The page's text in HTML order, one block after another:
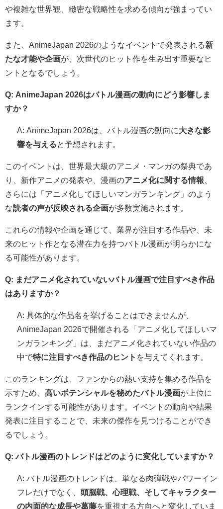
や複雑な世界観、緻密な戦略性を求める傾向が強まってい
ます。
また、AnimeJapan 2026のようなイベントで発表される新
たな才能や企画が、次世代のヒット作を生み出す重要なヒ
ントとなるでしょう。
Q: AnimeJapan 2026はバトル漫画の動向にどう影響しま
すか？
A: AnimeJapan 2026は、バトル漫画の動向に大きな影
響を与える と予想されます。
このイベントは、世界最大級のアニメ・マンガの祭典であ
り、新作アニメの発表や、漫画のアニメ化に関する情報
さらには「アニメ化してほしいマンガランキング」のよう
な読者の声が反映される企画が多数実施されます。
これらの情報や企画を通じて、業界が注目する作品や、未
来のヒット作となる潜在力を持つバトル漫画が明らかにな
る可能性があります。
Q: まだアニメ化されていないバトル漫画で注目すべき作品
はありますか？
A: 具体的な作品名を挙げることはできませんが、
AnimeJapan 2026で開催される「アニメ化してほしいマ
ンガランキング」は、まだアニメ化されていない作品の
中で特に注目すべき作品のヒント を与えてくれます。
このランキングは、ファンからの熱い支持を集める作品を
示すため、 高いポテンシャルを秘めたバトル漫画が上位に
ランクインする可能性があります。イベントの動向や結果
発表に注目することで、未来の傑作を見つけることができ
るでしょう。
Q: バトル漫画のトレンドはどのように変化していますか？
A: バトル漫画のトレンドは、単なる肉弾戦やパワーイン
フレだけでなく、 頭脳戦、心理戦、そしてキャラクター
の内面的な成長や葛藤を重視する方向へと変化していま